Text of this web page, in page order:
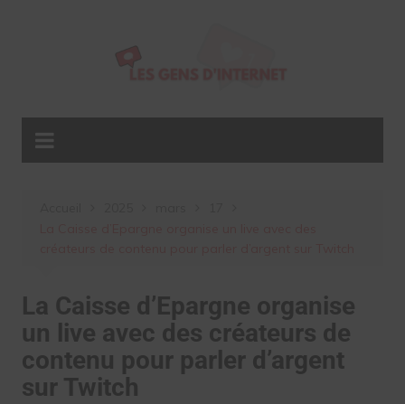
La Caisse d’Epargne organise
un live avec des créateurs de
contenu pour parler d’argent
sur Twitch